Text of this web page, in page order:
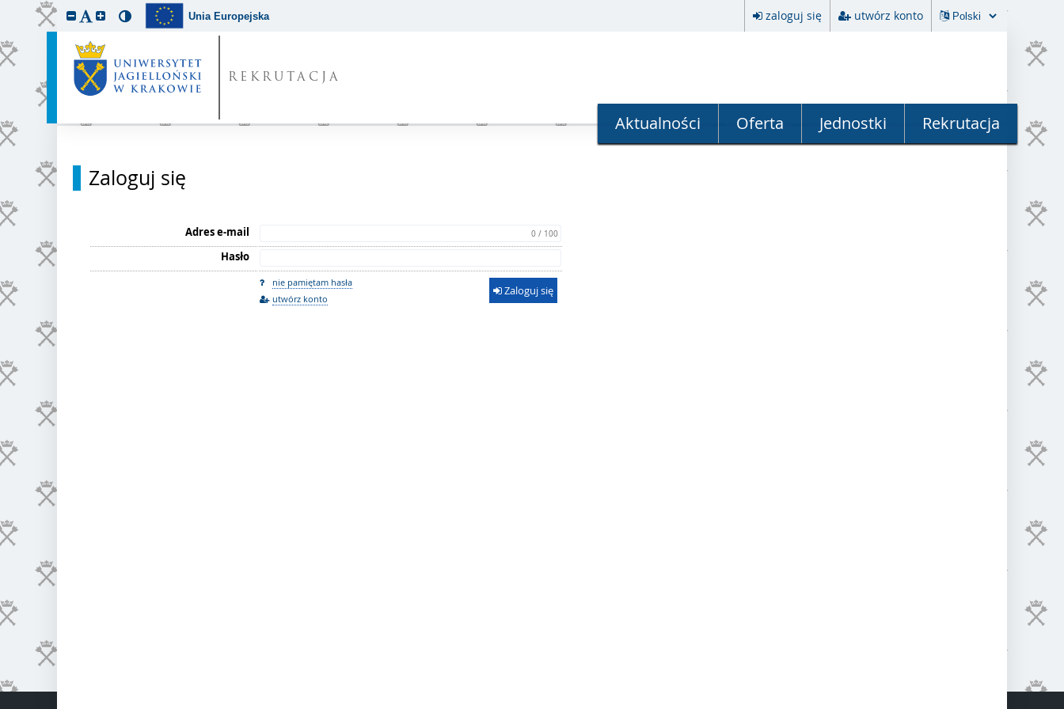
Unia Europejska zaloguj się utwórz konto
REKRUTACJA
Aktualności Oferta Jednostki Rekrutacja
Zaloguj się
Adres e-mail 0 / 100
Hasło
nie pamiętam hasła
utwórz konto
Zaloguj się